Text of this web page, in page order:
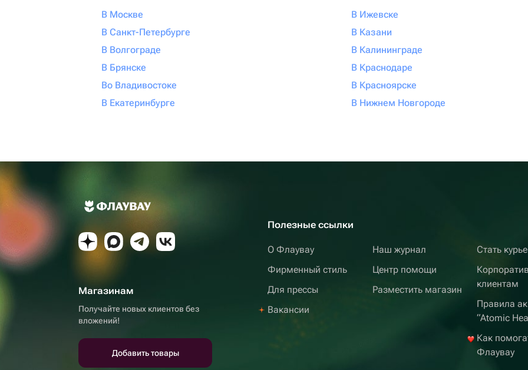
В Москве
В Санкт-Петербурге
В Волгограде
В Брянске
Во Владивостоке
В Екатеринбурге
В Ижевске
В Казани
В Калининграде
В Краснодаре
В Красноярске
В Нижнем Новгороде
Магазинам
Получайте новых клиентов без
вложений!
Добавить товары
Полезные ссылки
О Флаувау
Фирменный стиль
Для прессы
Вакансии
Наш журнал
Центр помощи
Разместить магазин
Стать
клиентам
Правила
“Atomic
Как
Флаувау